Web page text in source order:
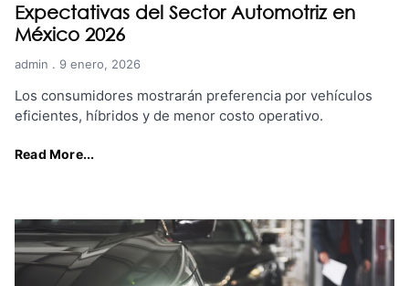
Expectativas del Sector Automotriz en
México 2026
admin 9 enero, 2026
Los consumidores mostrarán preferencia por vehículos
eficientes, híbridos y de menor costo operativo.
Read More...